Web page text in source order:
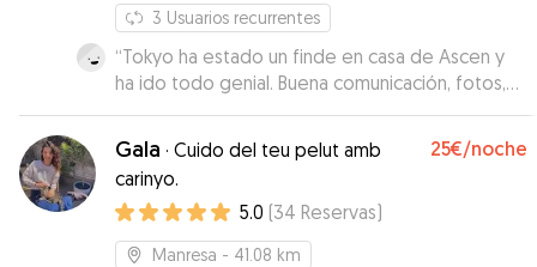
3 Usuarios recurrentes
“Tokyo ha estado un finde en casa de Ascen y
ha ido todo genial. Buena comunicación, fotos,
videos... a repetir!!!”
Gala · Cuido del teu pelut amb
carinyo.
25€/noche
5.0 (34 Reservas)
Manresa - 41.08 km